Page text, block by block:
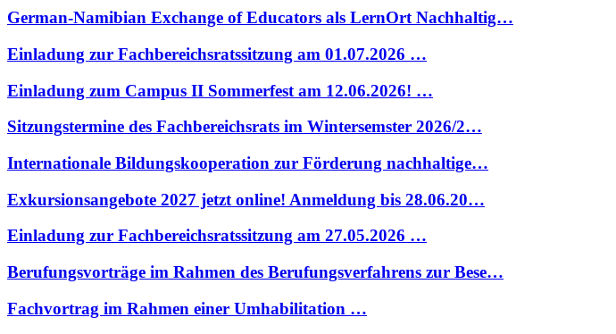
German-Namibian Exchange of Educators als LernOrt Nachhaltig…
Einladung zur Fachbereichsratssitzung am 01.07.2026 …
Einladung zum Campus II Sommerfest am 12.06.2026! …
Sitzungstermine des Fachbereichsrats im Wintersemster 2026/2…
Internationale Bildungskooperation zur Förderung nachhaltige…
Exkursionsangebote 2027 jetzt online! Anmeldung bis 28.06.20…
Einladung zur Fachbereichsratssitzung am 27.05.2026 …
Berufungsvorträge im Rahmen des Berufungsverfahrens zur Bese…
Fachvortrag im Rahmen einer Umhabilitation …